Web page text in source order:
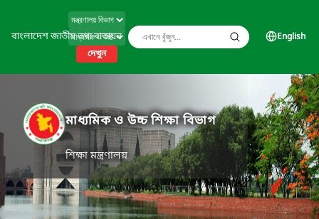
বাংলাদেশ জাতীয় তথ্য বাতায়ন
দেখুন
English
মাধ্যমিক ও উচ্চ শিক্ষা বিভাগ
শিক্ষা মন্ত্রণালয়